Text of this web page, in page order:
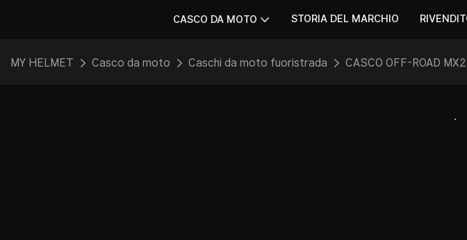
CASCO DA MOTO STORIA DEL MARCHIO
MY HELMET Casco da moto Caschi da moto fuoristrada CASCO OFF-ROAD